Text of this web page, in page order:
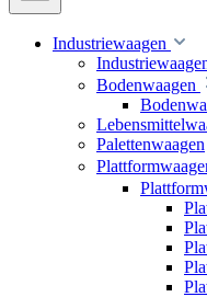
Industriewaagen
Bodenwaagen
Palettenwaagen